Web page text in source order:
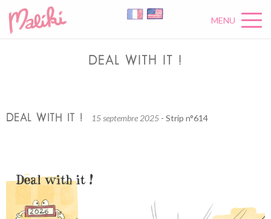
MENU
DEAL WITH IT !
DEAL WITH IT ! 15 septembre 2025 - Strip n°614